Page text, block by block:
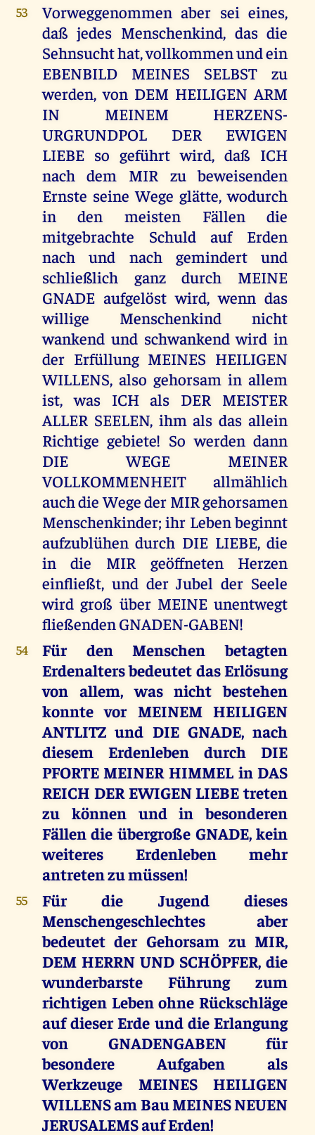
53
Vorweggenommen aber sei eines,
daß jedes Menschenkind, das die
Sehnsucht hat, vollkommen und ein
EBENBILD MEINES SELBST zu
werden, von DEM HEILIGEN ARM
IN MEINEM HERZENS-
URGRUNDPOL DER EWIGEN
LIEBE so geführt wird, daß ICH
nach dem MIR zu beweisenden
Ernste seine Wege glätte, wodurch
in den meisten Fällen die
mitgebrachte Schuld auf Erden
nach und nach gemindert und
schließlich ganz durch MEINE
GNADE aufgelöst wird, wenn das
willige Menschenkind nicht
wankend und schwankend wird in
der Erfüllung MEINES HEILIGEN
WILLENS, also gehorsam in allem
ist, was ICH als DER MEISTER
ALLER SEELEN, ihm als das allein
Richtige gebiete! So werden dann
DIE WEGE MEINER
VOLLKOMMENHEIT allmählich
auch die Wege der MIR gehorsamen
Menschenkinder; ihr Leben beginnt
aufzublühen durch DIE LIEBE, die
in die MIR geöffneten Herzen
einfließt, und der Jubel der Seele
wird groß über MEINE unentwegt
fließenden GNADEN-GABEN!
54
Für den Menschen betagten
Erdenalters bedeutet das Erlösung
von allem, was nicht bestehen
konnte vor MEINEM HEILIGEN
ANTLITZ und DIE GNADE, nach
diesem Erdenleben durch DIE
PFORTE MEINER HIMMEL in DAS
REICH DER EWIGEN LIEBE treten
zu können und in besonderen
Fällen die übergroße GNADE, kein
weiteres Erdenleben mehr
antreten zu müssen!
55
Für die Jugend dieses
Menschengeschlechtes aber
bedeutet der Gehorsam zu MIR,
DEM HERRN UND SCHÖPFER, die
wunderbarste Führung zum
richtigen Leben ohne Rückschläge
auf dieser Erde und die Erlangung
von GNADENGABEN für
besondere Aufgaben als
Werkzeuge MEINES HEILIGEN
WILLENS am Bau MEINES NEUEN
JERUSALEMS auf Erden!